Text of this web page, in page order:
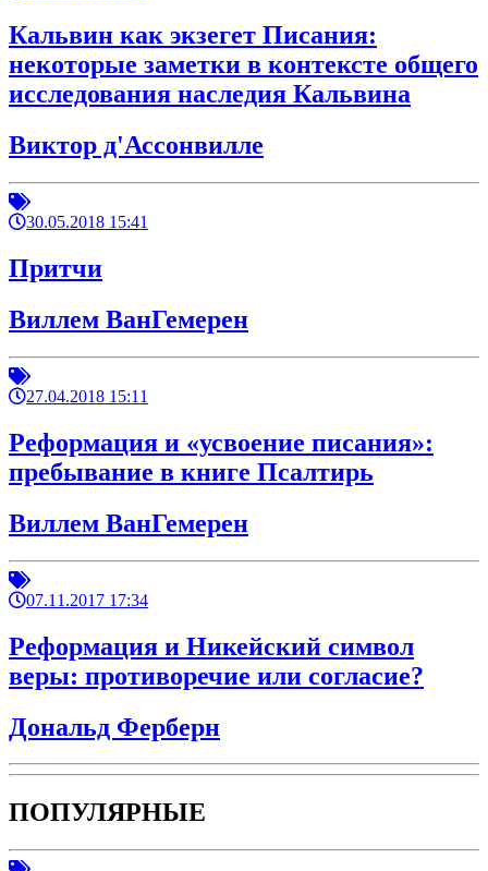
Кальвин как экзегет Писания:
некоторые заметки в контексте общего
исследования наследия Кальвина
Виктор д'Ассонвилле
30.05.2018 15:41
Притчи
Виллем ВанГемерен
27.04.2018 15:11
Реформация и «усвоение писания»:
пребывание в книге Псалтирь
Виллем ВанГемерен
07.11.2017 17:34
Реформация и Никейский символ
веры: противоречие или согласие?
Дональд Ферберн
ПОПУЛЯРНЫЕ